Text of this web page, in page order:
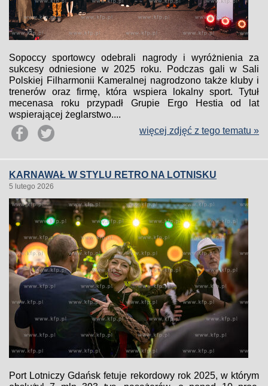
Sopoccy sportowcy odebrali nagrody i wyróżnienia za
sukcesy odniesione w 2025 roku. Podczas gali w Sali
Polskiej Filharmonii Kameralnej nagrodzono także kluby i
trenerów oraz firmę, która wspiera lokalny sport. Tytuł
mecenasa roku przypadł Grupie Ergo Hestia od lat
wspierającej żeglarstwo....
więcej zdjęć z tego tematu »
KARNAWAŁ W STYLU RETRO NA LOTNISKU
5 lutego 2026
Port Lotniczy Gdańsk fetuje rekordowy rok 2025, w którym